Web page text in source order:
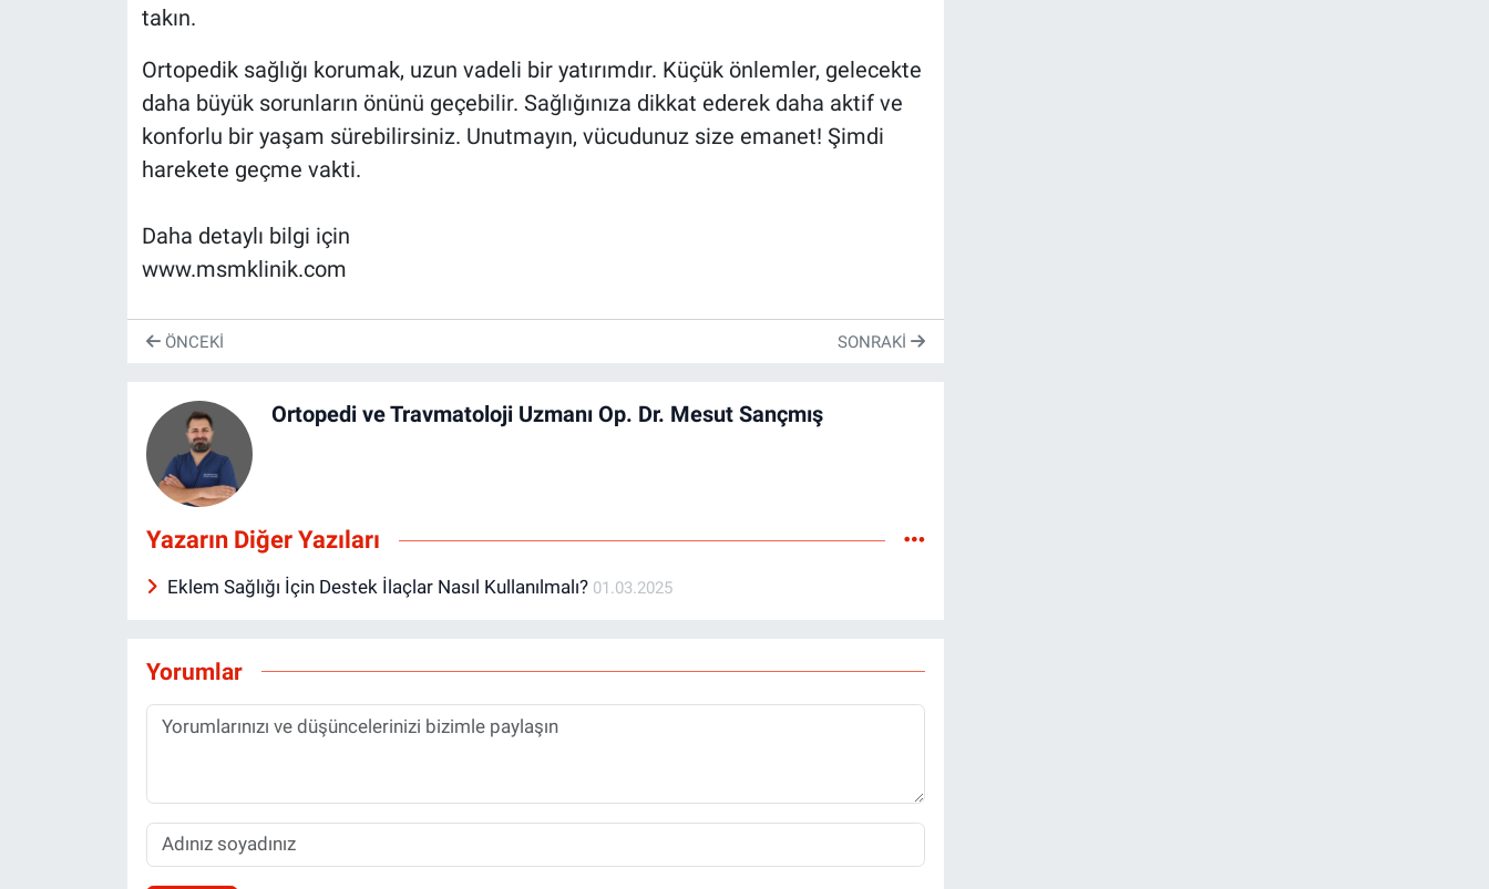
takın.
Ortopedik sağlığı korumak, uzun vadeli bir yatırımdır. Küçük önlemler, gelecekte
daha büyük sorunların önünü geçebilir. Sağlığınıza dikkat ederek daha aktif ve
konforlu bir yaşam sürebilirsiniz. Unutmayın, vücudunuz size emanet! Şimdi
harekete geçme vakti.
Daha detaylı bilgi için
www.msmklinik.com
ÖNCEKI SONRAKI
Ortopedi ve Travmatoloji Uzmanı Op. Dr. Mesut Sançmış
Yazarın Diğer Yazıları
Eklem Sağlığı İçin Destek İlaçlar Nasıl Kullanılmalı? 01.03.2025
Yorumlar